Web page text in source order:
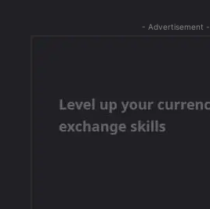
- Advertisement -